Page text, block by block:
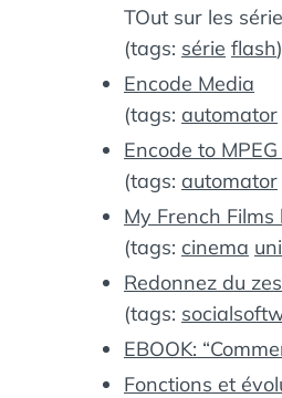
TOut sur les
(tags: série flash)
Encode Media
(tags: automator
Encode to
(tags: automator
My French
(tags: cinema
Redonnez du
(tags:
EBOOK:
Fonctions et